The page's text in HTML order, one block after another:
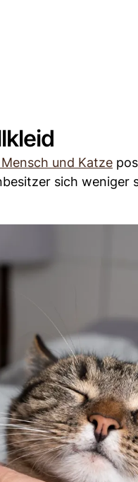
und Katze
sich weniger